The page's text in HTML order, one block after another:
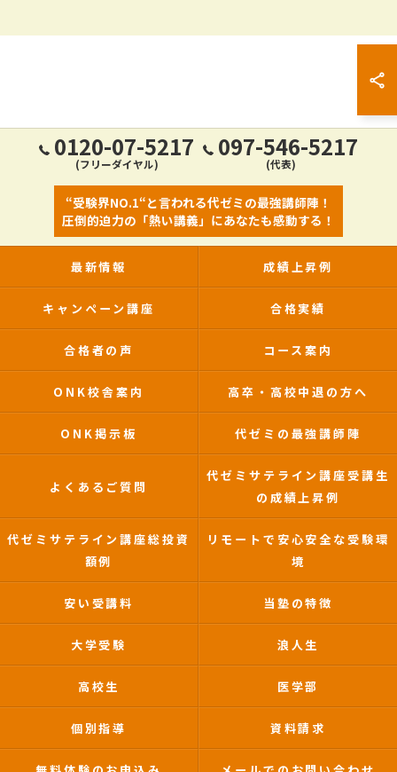
0120-07-5217
(フリーダイヤル)
097-546-5217
(代表)
“受験界NO.1“と言われる代ゼミの最強講師陣！
圧倒的迫力の「熱い講義」にあなたも感動する！
最新情報 成績上昇例
キャンペーン講座 合格実績
合格者の声 コース案内
ONK校舎案内 高卒・高校中退の方へ
ONK掲示板 代ゼミの最強講師陣
よくあるご質問
代ゼミサテライン講座受講生
の成績上昇例
代ゼミサテライン講座総投資
額例
リモートで安心安全な受験環
境
安い受講料 当塾の特徴
大学受験 浪人生
高校生 医学部
個別指導 資料請求